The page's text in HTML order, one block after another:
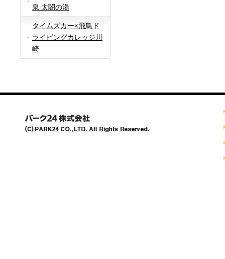
泉 太閤の湯
タイムズカー×飛鳥ド
ライビングカレッジ川
崎